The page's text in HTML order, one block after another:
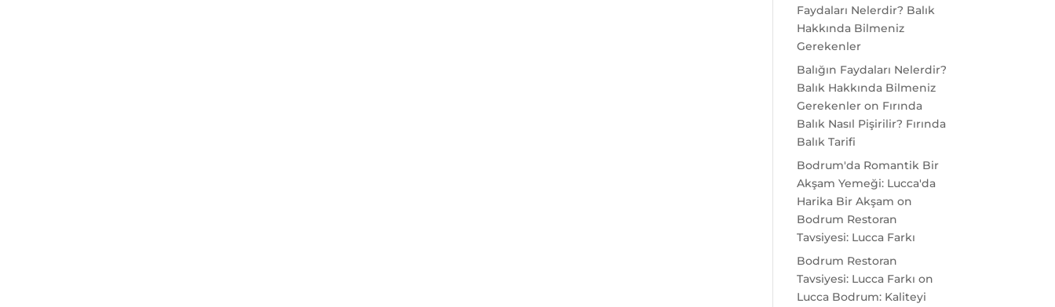
Faydaları Nelerdir? Balık
Hakkında Bilmeniz
Gerekenler
Balığın Faydaları Nelerdir?
Balık Hakkında Bilmeniz
Gerekenler on Fırında
Balık Nasıl Pişirilir? Fırında
Balık Tarifi
Bodrum'da Romantik Bir
Akşam Yemeği: Lucca'da
Harika Bir Akşam on
Bodrum Restoran
Tavsiyesi: Lucca Farkı
Bodrum Restoran
Tavsiyesi: Lucca Farkı on
Lucca Bodrum: Kaliteyi